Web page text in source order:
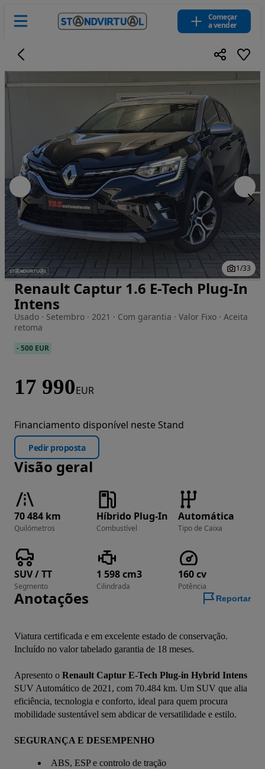
Começar
a vender
Imagem 1 de 33
1/33
Renault Captur 1.6 E-Tech Plug-In
Intens
Usado · Setembro · 2021 · Com garantia · Valor Fixo · Aceita
retoma
-500 EUR
17 990EUR
Financiamento disponível neste Stand
Pedir proposta
Visão geral
70 484 km
Quilómetros
Híbrido Plug-In
Combustível
Automática
Tipo de Caixa
SUV / TT
Segmento
1 598 cm3
Cilindrada
160 cv
Potência
Anotações Reportar
Viatura certificada e em excelente estado de conservação.
Incluído no valor tabelado garantia de 18 meses.
Apresento o Renault Captur E-Tech Plug-in Hybrid Intens
SUV Automático de 2021, com 70.484 km. Um SUV que alia
eficiência, tecnologia e conforto, ideal para quem procura
mobilidade sustentável sem abdicar de versatilidade e estilo.
SEGURANÇA E DESEMPENHO
ABS, ESP e controlo de tração